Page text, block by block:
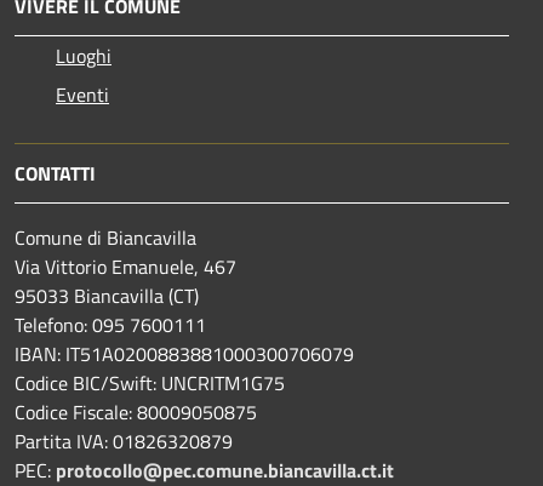
Luoghi
Eventi
CONTATTI
Comune di Biancavilla
Via Vittorio Emanuele, 467
95033 Biancavilla (CT)
Telefono: 095 7600111
IBAN: IT51A0200883881000300706079
Codice BIC/Swift: UNCRITM1G75
Codice Fiscale: 80009050875
Partita IVA: 01826320879
PEC: protocollo@pec.comune.biancavilla.ct.it